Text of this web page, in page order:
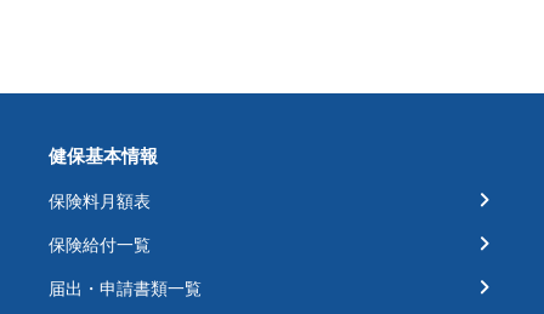
健保基本情報
保険料月額表
保険給付一覧
届出・申請書類一覧